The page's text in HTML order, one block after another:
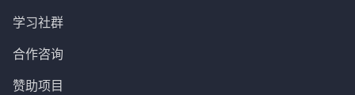
学习社群
合作咨询
赞助项目